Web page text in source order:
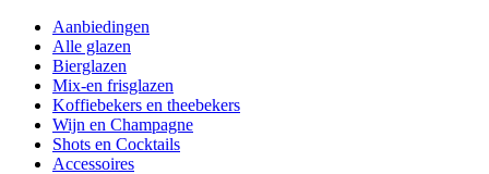
Aanbiedingen
Alle glazen
Bierglazen
Mix-en frisglazen
Koffiebekers en theebekers
Wijn en Champagne
Shots en Cocktails
Accessoires